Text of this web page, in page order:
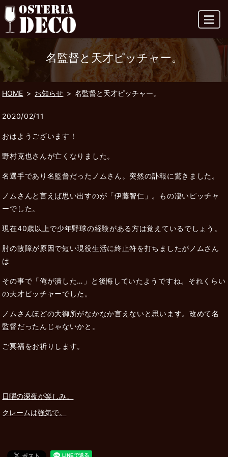
MENU
名監督と天才ピッチャー。
HOME お知らせ 名監督と天才ピッチャー。
2020/02/11
おはようございます！
野村克也さんが亡くなりました。
名選手であり名監督だったノムさん。突然の訃報に驚きました。
ノムさんと言えば思い出すのが「伊藤智仁」。もの凄いピッチャ
ーでした。
現在40歳以上で少年野球の経験がある方は覚えているでしょう。
肘の故障が原因で短い現役生活に終止符を打ちましたがノムさん
は
その事で「俺が潰した…」と後悔していたようですね。それくらい
の天才ピッチャーでした。
ノムさんほどの大御所がなかなか言えないと思います。改めて名
監督だったんじゃないかと。
ご冥福をお祈りします。
日曜の深夜が楽しみ。
クレームは強気で。